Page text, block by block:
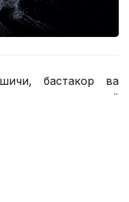
бастакор ва
қиррали ижодий